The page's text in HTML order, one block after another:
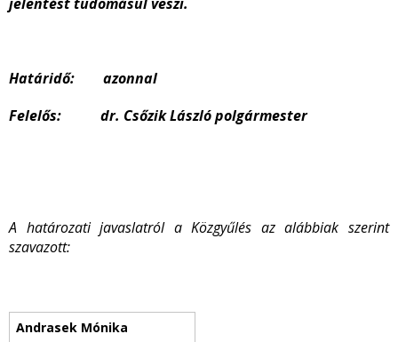
Határidő: azonnal
Felelős: dr. Csőzik László polgármester
A határozati javaslatról a Közgyűlés az alábbiak szerint
szavazott: